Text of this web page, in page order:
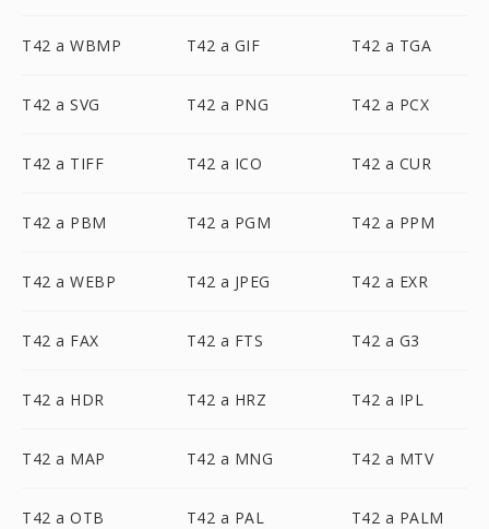
T42 a WBMP T42 a GIF T42 a TGA
T42 a SVG T42 a PNG T42 a PCX
T42 a TIFF T42 a ICO T42 a CUR
T42 a PBM T42 a PGM T42 a PPM
T42 a WEBP T42 a JPEG T42 a EXR
T42 a FAX T42 a FTS T42 a G3
T42 a HDR T42 a HRZ T42 a IPL
T42 a MAP T42 a MNG T42 a MTV
T42 a OTB T42 a PAL T42 a PALM